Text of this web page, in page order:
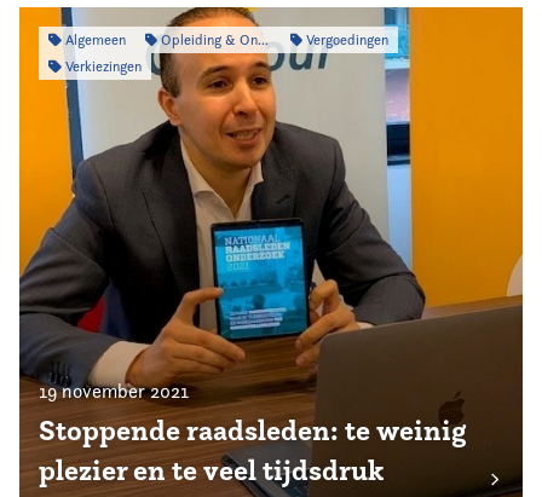
Algemeen Opleiding & Ontwikkeling
Vergoedingen
Verkiezingen
19 november 2021
Stoppende raadsleden: te weinig
plezier en te veel tijdsdruk